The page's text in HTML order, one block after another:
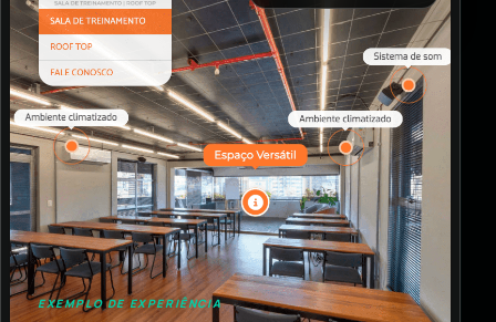
EXEMPLO DE EXPERIÊNCIA